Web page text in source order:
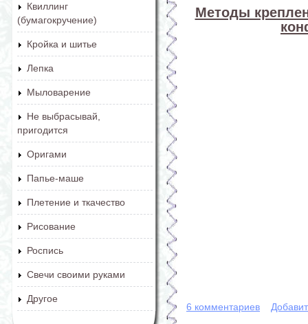
Квиллинг
(бумагокручение)
Кройка и шитье
Лепка
Мыловарение
Не выбрасывай,
пригодится
Оригами
Папье-маше
Плетение и ткачество
Рисование
Роспись
Свечи своими руками
Другое
Методы
6 комментариев